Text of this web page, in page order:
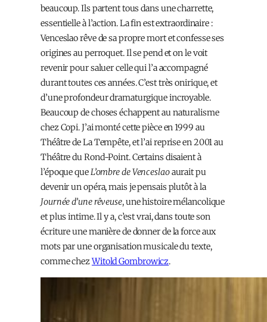
beaucoup. Ils partent tous dans une charrette,
essentielle à l’action. La fin est extraordinaire :
Venceslao rêve de sa propre mort et confesse ses
origines au perroquet. Il se pend et on le voit
revenir pour saluer celle qui l’a accompagné
durant toutes ces années. C’est très onirique, et
d’une profondeur dramaturgique incroyable.
Beaucoup de choses échappent au naturalisme
chez Copi. J’ai monté cette pièce en 1999 au
Théâtre de La Tempête, et l’ai reprise en 2001 au
Théâtre du Rond-Point. Certains disaient à
l’époque queL’ombre de Venceslaoaurait pu
devenir un opéra, mais je pensais plutôt à la
Journée d’une rêveuse, une histoire mélancolique
et plus intime. Il y a, c’est vrai, dans toute son
écriture une manière de donner de la force aux
mots par une organisation musicale du texte,
comme chezWitold Gombrowicz.